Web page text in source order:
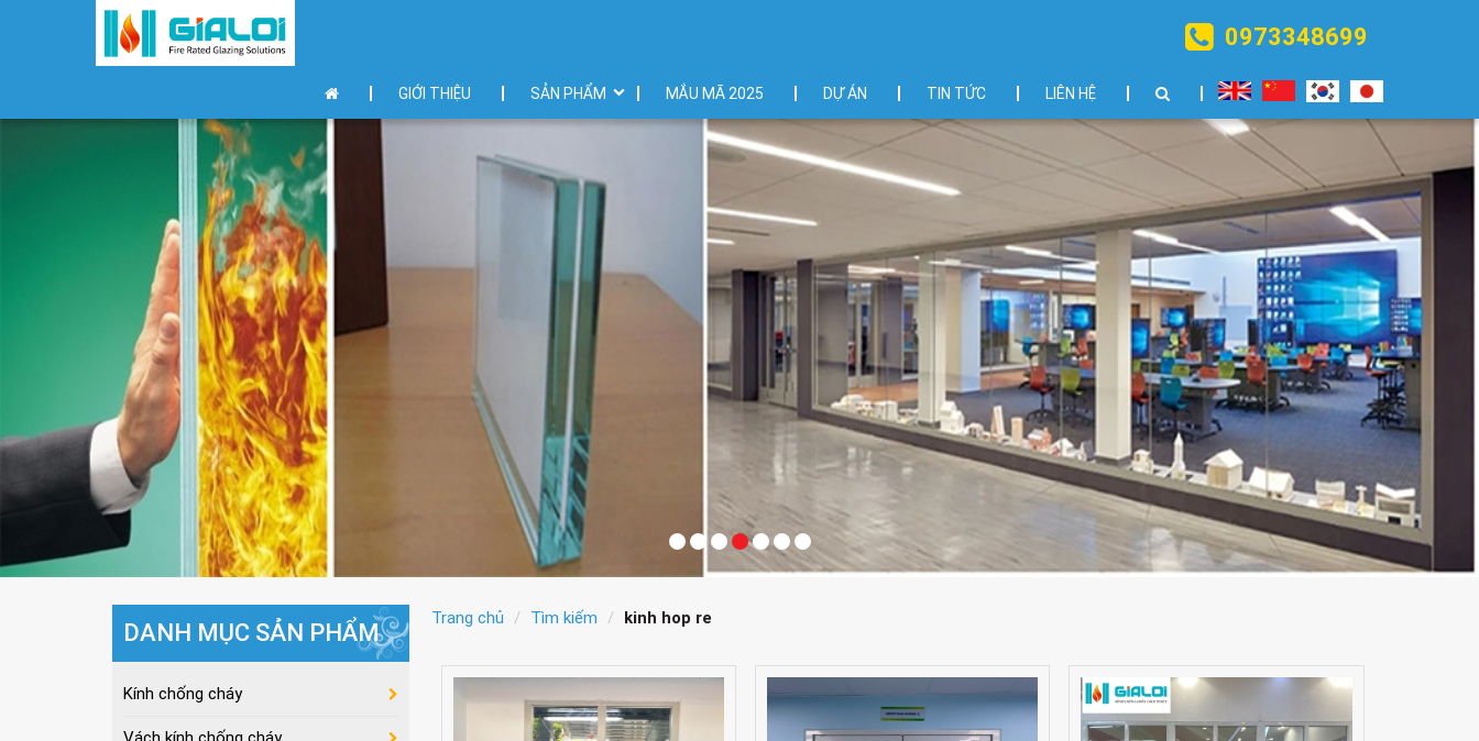
GIỚI THIỆU SẢN PHẨM MẮU MÃ 2025 DỰ ÁN TIN TỨC LIÊN HỆ
0973348699
Trang chủ Tìm kiếm kinh hop re
DANH MỤC SẢN PHẨM
Kính chống cháy